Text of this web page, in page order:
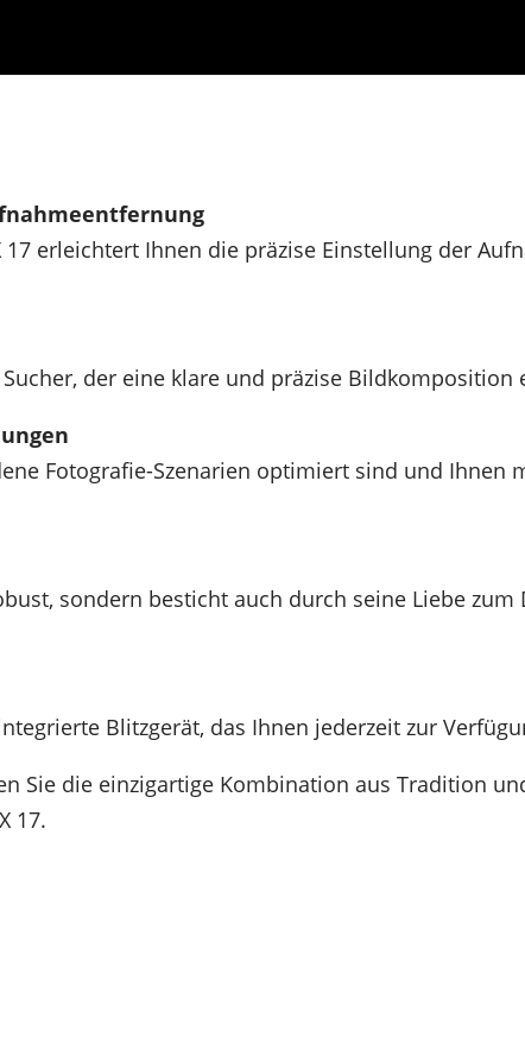
erleichtert Ihnen die präzise Einstellung der
der eine klare und präzise Bildkomposition
Fotografie-Szenarien optimiert sind und Ihnen
sondern besticht auch durch seine Liebe
Blitzgerät, das Ihnen jederzeit zur
Sie die einzigartige Kombination aus Tradition
17.